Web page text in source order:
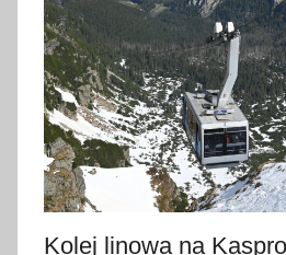
e
r
p
n
i
a
2
0
2
Kolej linowa na